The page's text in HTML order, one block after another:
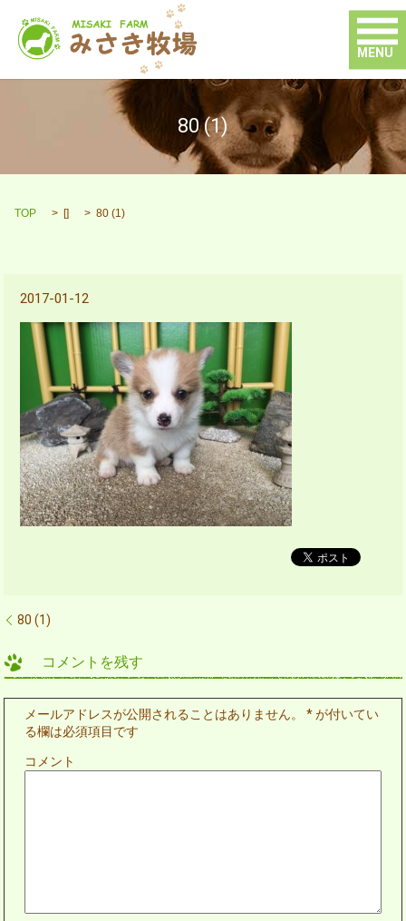
MENU
80 (1)
TOP [] 80 (1)
2017-01-12
80 (1)
コメントを残す
メールアドレスが公開されることはありません。 *が付いてい
る欄は必須項目です
コメント